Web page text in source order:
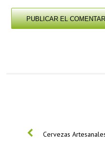
Cervezas